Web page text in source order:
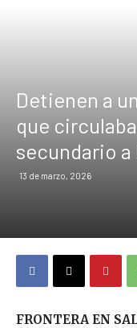
Detienen a
que
secundario a
13 de marzo, 2026
FRONTERA EN